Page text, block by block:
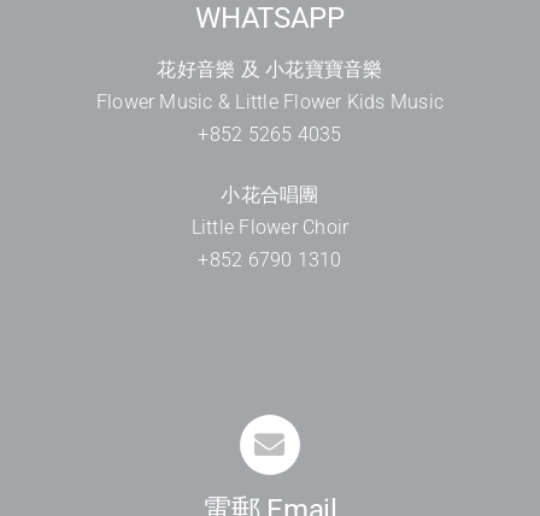
WHATSAPP
花好音樂 及 小花寶寶音樂
Flower Music & Little Flower Kids Music
+852 5265 4035
小花合唱團
Little Flower Choir
+852 6790 1310